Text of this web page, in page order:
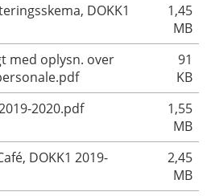
DOKK1
1,45
MB
med oplysn. over
91
KB
2020.pdf
1,55
MB
DOKK1 2019-
2,45
MB